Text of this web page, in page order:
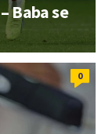
Baba se
0